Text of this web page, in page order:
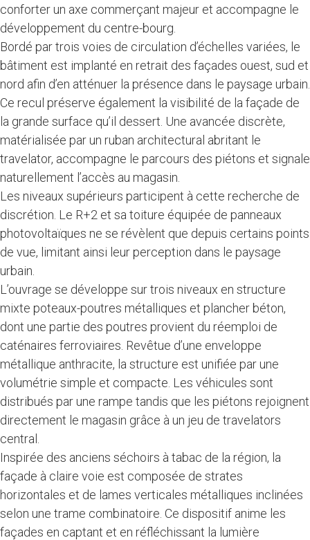
conforter un axe commerçant majeur et accompagne le
développement du centre-bourg.
Bordé par trois voies de circulation d’échelles variées, le
bâtiment est implanté en retrait des façades ouest, sud et
nord afin d’en atténuer la présence dans le paysage urbain.
Ce recul préserve également la visibilité de la façade de
la grande surface qu’il dessert. Une avancée discrète,
matérialisée par un ruban architectural abritant le
travelator, accompagne le parcours des piétons et signale
naturellement l’accès au magasin.
Les niveaux supérieurs participent à cette recherche de
discrétion. Le R+2 et sa toiture équipée de panneaux
photovoltaïques ne se révèlent que depuis certains points
de vue, limitant ainsi leur perception dans le paysage
urbain.
L’ouvrage se développe sur trois niveaux en structure
mixte poteaux-poutres métalliques et plancher béton,
dont une partie des poutres provient du réemploi de
caténaires ferroviaires. Revêtue d’une enveloppe
métallique anthracite, la structure est unifiée par une
volumétrie simple et compacte. Les véhicules sont
distribués par une rampe tandis que les piétons rejoignent
directement le magasin grâce à un jeu de travelators
central.
Inspirée des anciens séchoirs à tabac de la région, la
façade à claire voie est composée de strates
horizontales et de lames verticales métalliques inclinées
selon une trame combinatoire. Ce dispositif anime les
façades en captant et en réfléchissant la lumière